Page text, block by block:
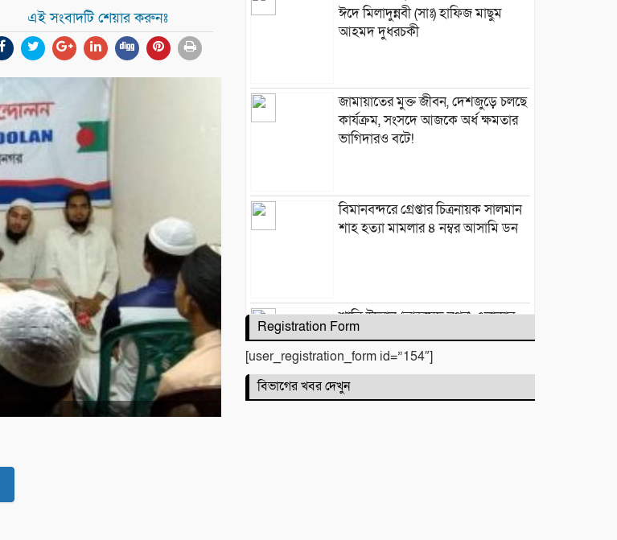
এই সংবাদটি শেয়ার করুনঃ
ঈদে মিলাদুন্নবী (সাঃ) হাফিজ মাছুম
আহমদ দুধরচকী
জামায়াতের মুক্ত জীবন, দেশজুড়ে চলছে
কার্যক্রম, সংসদে আজকে অর্ধ ক্ষমতার
ভাগিদারও বটে!
বিমানবন্দরে গ্রেপ্তার চিত্রনায়ক সালমান
শাহ হত্যা মামলার ৪ নম্বর আসামি ডন
শান্তি উদ্যান (আহমেদ নগর) এলাকার
নিরাপত্তা ও উন্নয়নমূলক জরুরি সভা
অনুষ্ঠিত
Registration Form
[user_registration_form id=”154″]
বিভাগের খবর দেখুন